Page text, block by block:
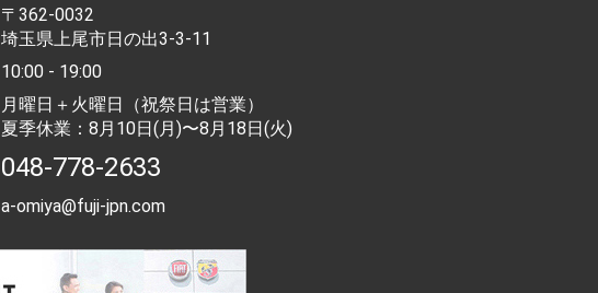
〒362-0032
埼玉県上尾市日の出3-3-11
10:00 - 19:00
月曜日＋火曜日（祝祭日は営業）
夏季休業：8月10日(月)〜8月18日(火)
048-778-2633
a-omiya@fuji-jpn.com